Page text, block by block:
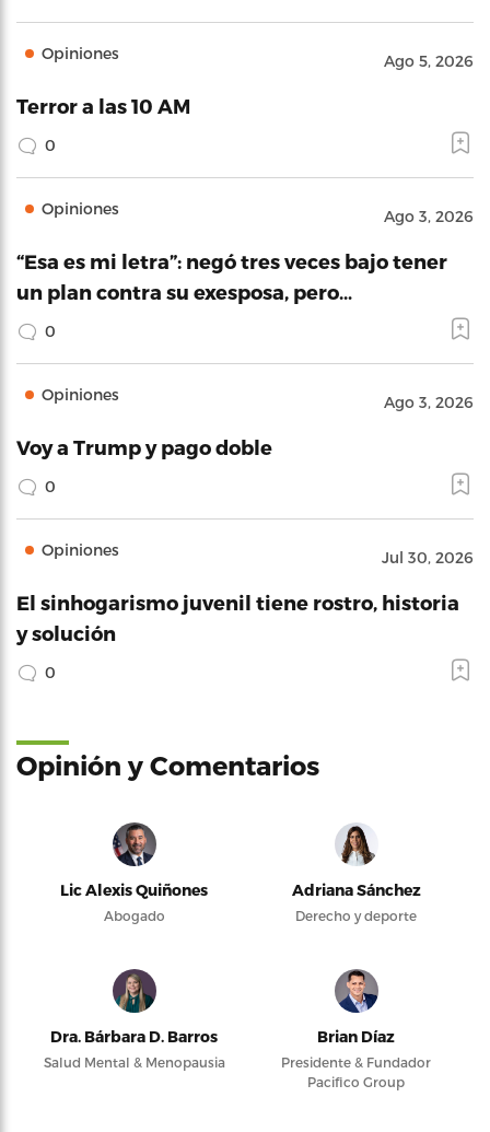
Opiniones Ago 5, 2026
Terror a las 10 AM
0
Opiniones Ago 3, 2026
“Esa es mi letra”: negó tres veces bajo tener
un plan contra su exesposa, pero…
0
Opiniones Ago 3, 2026
Voy a Trump y pago doble
0
Opiniones Jul 30, 2026
El sinhogarismo juvenil tiene rostro, historia
y solución
0
Opinión y Comentarios
Lic Alexis Quiñones
Abogado
Adriana Sánchez
Derecho y deporte
Dra. Bárbara D. Barros
Salud Mental & Menopausia
Brian Díaz
Presidente & Fundador
Pacifico Group